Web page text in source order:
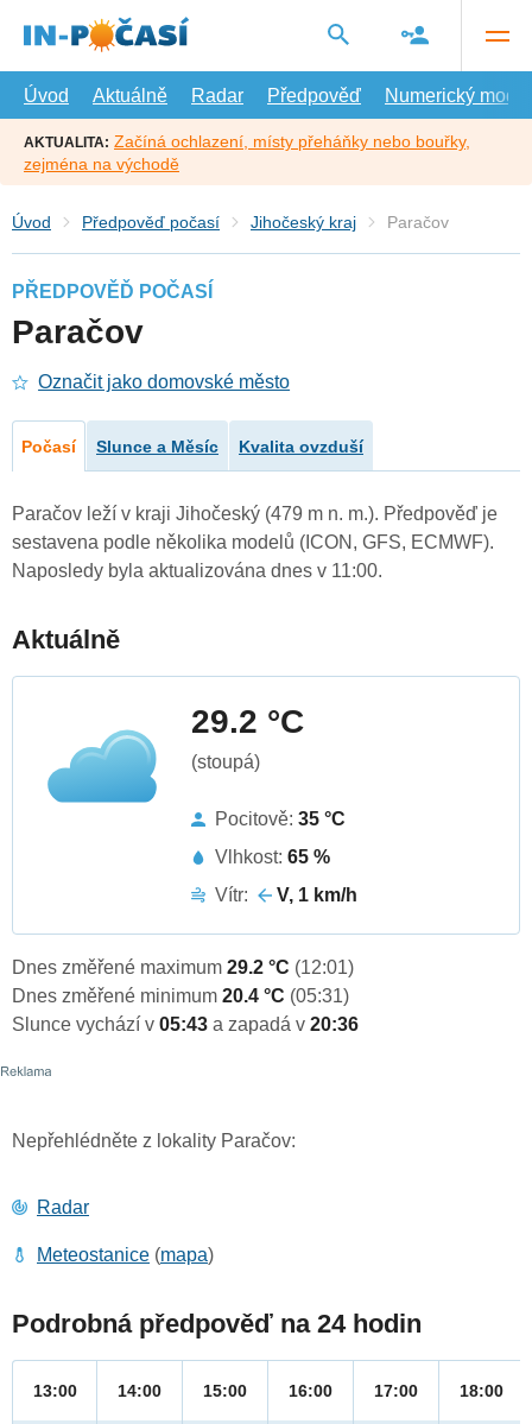
hlavní
Úvod
Aktuálně Radar Předpověď Numerický model
AKTUALITA: Začíná ochlazení, místy přeháňky nebo bouřky,
zejména na východě
Úvod Předpověď počasí Jihočeský kraj Paračov
PŘEDPOVĚĎ POČASÍ
Paračov
Označit jako domovské město
Počasí Slunce a Měsíc Kvalita ovzduší
Paračov leží v kraji Jihočeský (479 m n. m.). Předpověď je
sestavena podle několika modelů (ICON, GFS, ECMWF).
Naposledy byla aktualizována dnes v 11:00.
Aktuálně
29.2 °C
(stoupá)
Pocitově: 35 °C
Vlhkost: 65 %
Vítr:
V, 1 km/h
Dnes změřené maximum 29.2 °C (12:01)
Dnes změřené minimum 20.4 °C (05:31)
Slunce vychází v 05:43 a zapadá v 20:36
Nepřehlédněte z lokality Paračov:
Radar
Meteostanice (mapa)
Podrobná předpověď na 24 hodin
13:00 14:00 15:00 16:00 17:00 18:00